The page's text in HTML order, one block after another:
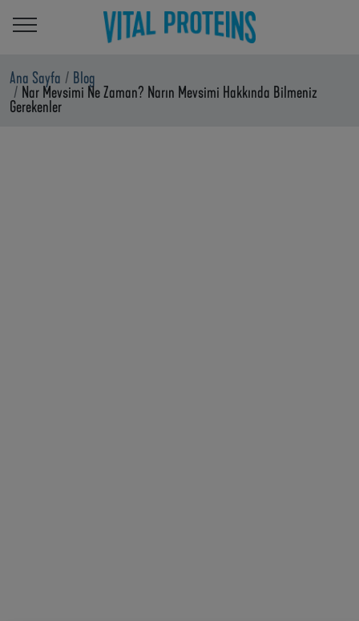
Ana Sayfa Blog
Nar Mevsimi Ne Zaman? Narın Mevsimi Hakkında Bilmeniz
Gerekenler